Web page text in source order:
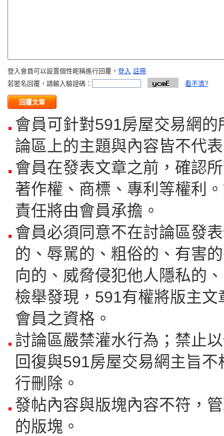
登入會員可以設置個性昵稱進行回覆， 登入 註冊
若匿名回覆，請輸入驗證碼：
看不清?
會員可針對591房屋交易網
論區上的主題與內容皆不代
會員在發表文章之前，確認
著作權、商標、專利等權利
責任將由會員承擔。
會員必須同意不在討論區發
的、辱駡的、粗俗的、有害
向的、威脅侵犯他人隱私的
檢舉發現，591有權將版主
會員之資格。
討論區嚴禁灌水行為；禁止
回復與591房屋交易網主旨
行刪除。
發帖內容與版塊內容不符，
的版塊。